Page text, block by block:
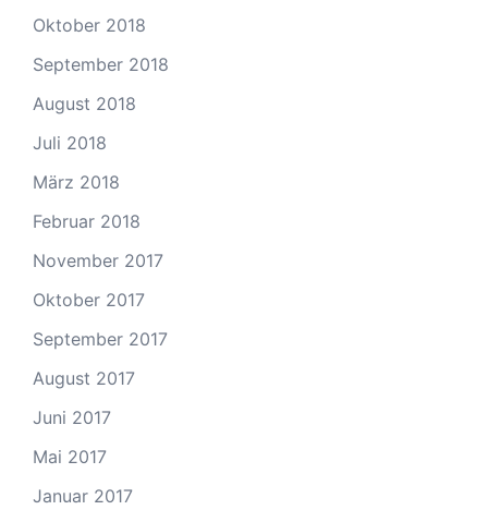
Oktober 2018
September 2018
August 2018
Juli 2018
März 2018
Februar 2018
November 2017
Oktober 2017
September 2017
August 2017
Juni 2017
Mai 2017
Januar 2017